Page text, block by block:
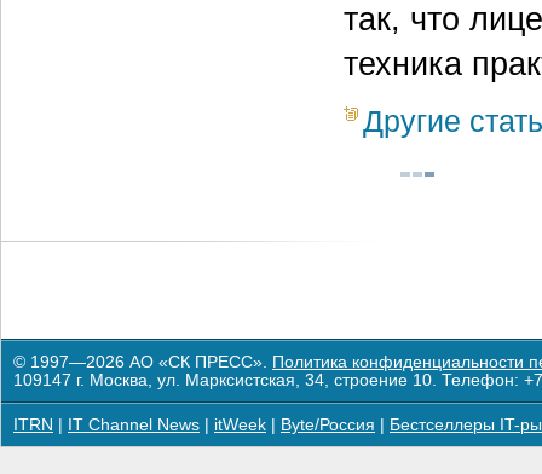
так, что
техника
Другие
© 1997—2026 АО «СК ПРЕСС». Политика конфиденциальности
109147 г. Москва, ул. Марксистская, 34, строение 10. Телефон:
ITRN IT Channel News itWeek Byte/Россия Бестселлеры IT-